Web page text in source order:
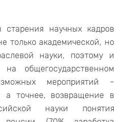
старения научных кадров
только академической, но
науки, поэтому и
общегосударственном
мероприятий –
а точнее, возвращение в
науки понятия